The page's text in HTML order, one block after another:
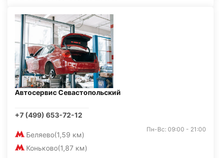
Автосервис Севастопольский
+7 (499) 653-72-12
Беляево(1,59 км)
Коньково(1,87 км)
Пн-Вс: 09:00 - 21:00